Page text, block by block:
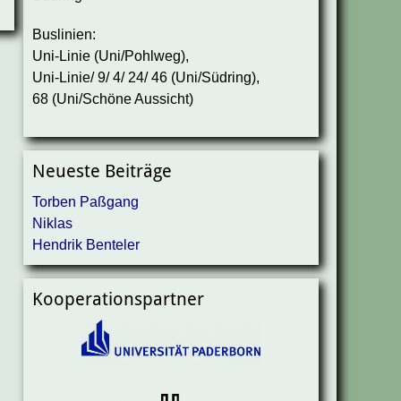
Buslinien:
Uni-Linie (Uni/Pohlweg),
Uni-Linie/ 9/ 4/ 24/ 46 (Uni/Südring),
68 (Uni/Schöne Aussicht)
Neueste Beiträge
Torben Paßgang
Niklas
Hendrik Benteler
Kooperationspartner